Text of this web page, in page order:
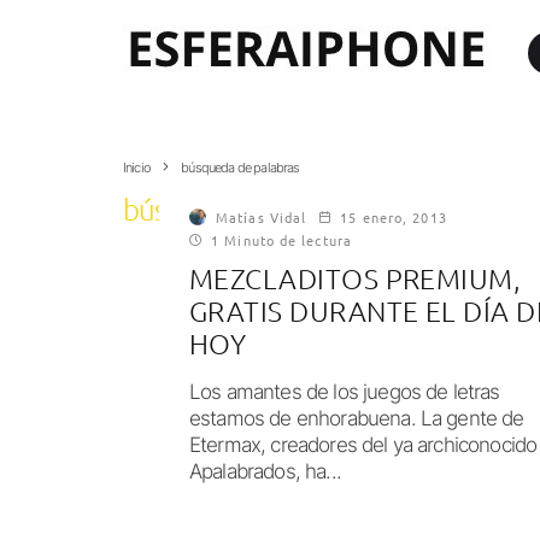
Inicio búsqueda de palabras
búsqueda de palabras
Matías Vidal
15 enero, 2013
1 Minuto de lectura
MEZCLADITOS PREMIUM,
GRATIS DURANTE EL DÍA
HOY
Los amantes de los juegos de letras
estamos de enhorabuena. La gente de
Etermax, creadores del ya archiconocido
Apalabrados, ha...